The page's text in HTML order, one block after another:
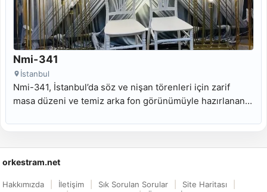
Nmi-341
İstanbul
Nmi-341, İstanbul’da söz ve nişan törenleri için zarif
masa düzeni ve temiz arka fon görünümüyle hazırlanan
orkestram.net
Hakkımızda İletişim Sık Sorulan Sorular
Site Haritası